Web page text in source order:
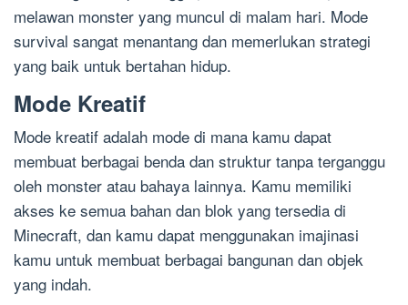
melawan monster yang muncul di malam hari. Mode
survival sangat menantang dan memerlukan strategi
yang baik untuk bertahan hidup.
Mode Kreatif
Mode kreatif adalah mode di mana kamu dapat
membuat berbagai benda dan struktur tanpa terganggu
oleh monster atau bahaya lainnya. Kamu memiliki
akses ke semua bahan dan blok yang tersedia di
Minecraft, dan kamu dapat menggunakan imajinasi
kamu untuk membuat berbagai bangunan dan objek
yang indah.